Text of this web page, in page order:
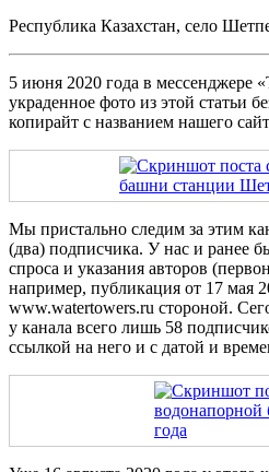
Республика Казахстан, село
5 июня 2020 года в мессенджере
украденное фото из этой статьи
копирайт с названием нашего
Мы пристально следим за этим
(два) подписчика. У нас и ранее
спроса и указания авторов
например, публикация от 17 мая
www.watertowers.ru стороной.
у канала всего лишь 58
ссылкой на него и с датой и